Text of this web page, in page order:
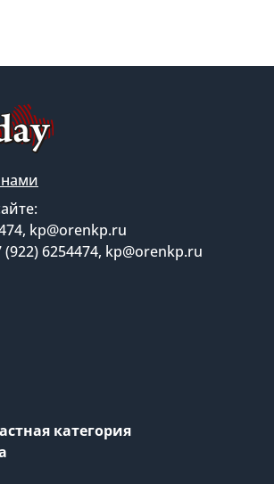
kp@orenkp.ru
6254474, kp@orenkp.ru
категория